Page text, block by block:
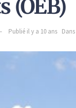
(OEB)
Publié il y a 10 ans Dans